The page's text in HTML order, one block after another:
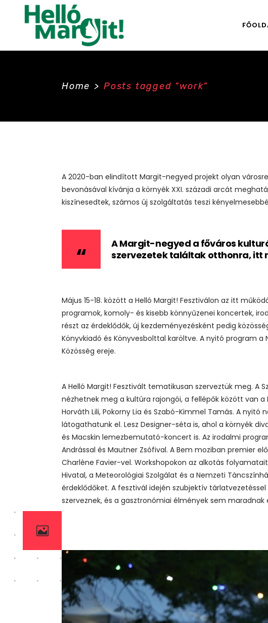
Home > Posts tagged "work"
A 2020-ban elindított Margit-negyed projekt olyan
bevonásával kívánja a környék XXI. századi arcát
kiszínesedtek, számos új szolgáltatás teszi
A Margit-negyed a főváros
szervezetek találtak otthonra, itt
Május 15-18. között a Helló Margit! Fesztiválon az itt
programok, komoly- és kisebb könnyűzenei koncertek,
részt az érdeklődők, új kezdeményezésként pedig
Könyvkiadó és Könyvesbolttal karöltve. A nyitó program
Közösség ereje.
A Helló Margit! Fesztivált tematikusan szerveztük meg.
nézhetnek meg a kultúra rajongói, a fellépők között van a
Horváth Lili, Pokorny Lia és Szabó-Kimmel Tamás. A
látogathatunk el. Lesz Designer-séta is, ahol a környék
és Macskin lemezbemutató-koncert is. Az irodalmi
Andrással és Mautner Zsófival. A Bem moziban premier
Charlène Favier-vel. Workshopokon az alkotás
Hivatal, a Meteorológiai Szolgálat és a Nemzeti
érdeklődőket. A fesztivál idején szubjektív
szerveznek, és a gasztronómiai élmények sem